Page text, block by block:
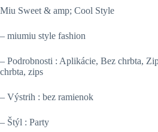
Miu Sweet & amp; Cool Style
– miumiu style fashion
– Podrobnosti : Aplikácie, Bez chrbta,
chrbta, zips
– Výstrih : bez ramienok
– Štýl : Party